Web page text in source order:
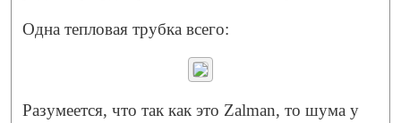
Одна тепловая трубка всего:
Разумеется, что так как это Zalman, то шума у